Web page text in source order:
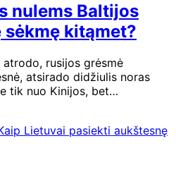
nulems Baltijos
kitąmet?
atrodo, rusijos grėsmė
atsirado didžiulis noras
tik nuo Kinijos, bet…